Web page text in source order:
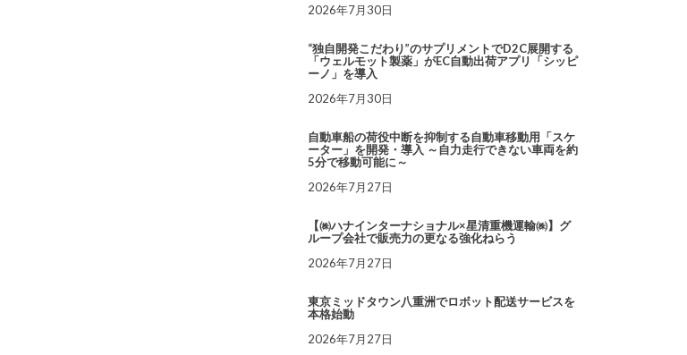
2026年7月30日
“独自開発こだわり”のサプリメントでD2C展開する
「ウェルモット製薬」がEC自動出荷アプリ「シッピ
ーノ」を導入
2026年7月30日
自動車船の荷役中断を抑制する自動車移動用「スケ
ーター」を開発・導入 ～自力走行できない車両を約
5分で移動可能に～
2026年7月27日
【㈱ハナインターナショナル×星清重機運輸㈱】グ
ループ会社で販売力の更なる強化ねらう
2026年7月27日
東京ミッドタウン八重洲でロボット配送サービスを
本格始動
2026年7月27日